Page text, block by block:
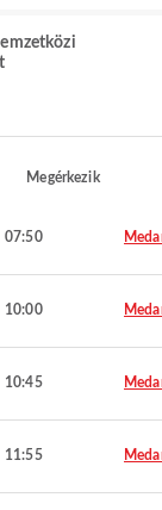
Megérkezik
07:50
10:00
10:45
11:55